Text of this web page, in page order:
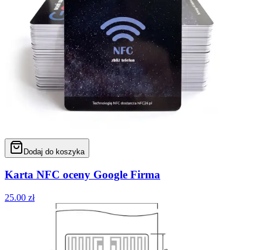
Dodaj do koszyka
Karta NFC oceny Google Firma
25.00 zł